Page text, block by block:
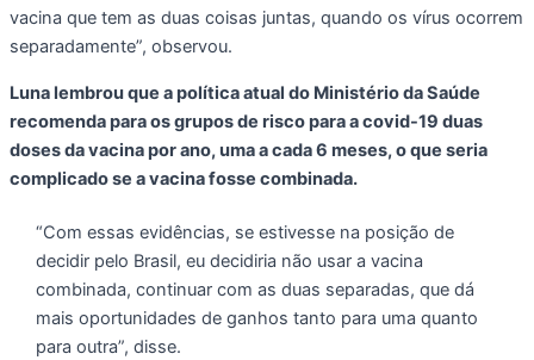
vacina que tem as duas coisas juntas, quando os vírus ocorrem
separadamente”, observou.
Luna lembrou que a política atual do Ministério da Saúde
recomenda para os grupos de risco para a covid-19 duas
doses da vacina por ano, uma a cada 6 meses, o que seria
complicado se a vacina fosse combinada.
“Com essas evidências, se estivesse na posição de
decidir pelo Brasil, eu decidiria não usar a vacina
combinada, continuar com as duas separadas, que dá
mais oportunidades de ganhos tanto para uma quanto
para outra”, disse.